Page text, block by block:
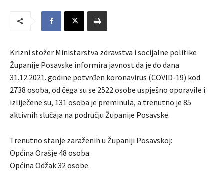
Krizni stožer Ministarstva zdravstva i socijalne politike
Županije Posavske informira javnost da je do dana
31.12.2021. godine potvrđen koronavirus (COVID-19) kod
2738 osoba, od čega su se 2522 osobe uspješno oporavile i
izliječene su, 131 osoba je preminula, a trenutno je 85
aktivnih slučaja na području Županije Posavske.
Trenutno stanje zaraženih u Županiji Posavskoj:
Općina Orašje 48 osoba.
Općina Odžak 32 osobe.